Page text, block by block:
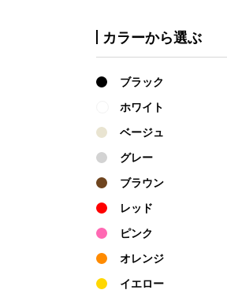
カラーから選ぶ
ブラック
ホワイト
ベージュ
グレー
ブラウン
レッド
ピンク
オレンジ
イエロー